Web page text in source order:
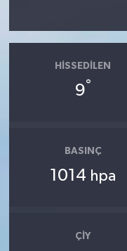
HISSEDILEN
9°
BASINÇ
1014 hpa
ÇIY